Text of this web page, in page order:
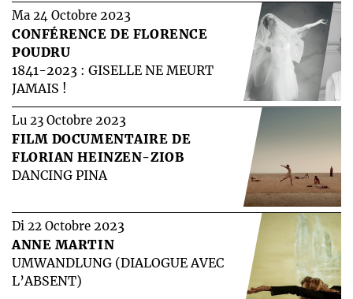
Ma 24 Octobre 2023
CONFÉRENCE DE FLORENCE
POUDRU
1841-2023 : GISELLE NE MEURT
JAMAIS !
Lu 23 Octobre 2023
FILM DOCUMENTAIRE DE
FLORIAN HEINZEN-ZIOB
DANCING PINA
Di 22 Octobre 2023
ANNE MARTIN
UMWANDLUNG (DIALOGUE AVEC
L’ABSENT)